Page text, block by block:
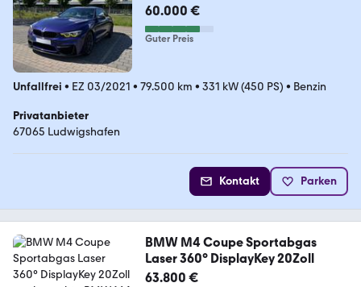
60.000 €
Guter Preis
Unfallfrei • EZ 03/2021 • 79.500 km • 331 kW (450 PS) • Benzin
Privatanbieter
67065 Ludwigshafen
Kontakt Parken
BMW M4 Coupe Sportabgas
Laser 360° DisplayKey 20Zoll
63.800 €